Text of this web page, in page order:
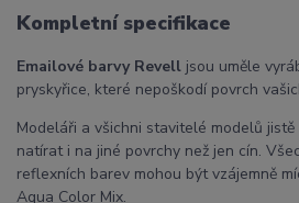
Kompletní specifikace
Emailové barvy Revell jsou uměle
pryskyřice, které nepoškodí povrch
Modeláři a všichni stavitelé modelů
natírat i na jiné povrchy než jen cín.
reflexních barev mohou být vzájemně
Aqua Color Mix.